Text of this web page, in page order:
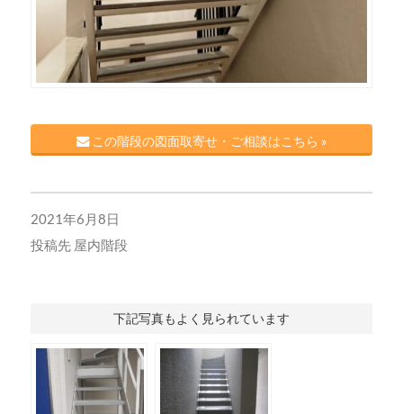
この階段の図面取寄せ・ご相談はこちら »
2021年6月8日
投稿先 屋内階段
下記写真もよく見られています